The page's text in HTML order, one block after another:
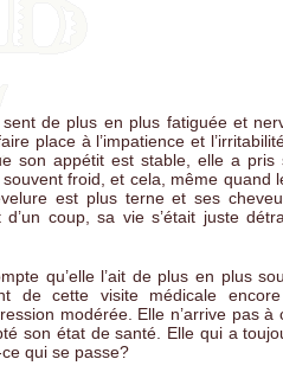
et l'obésité
émotionnel
qu'un mal de ventre
du cerveau
de plus en plus fatiguée et
place à l’impatience et
son appétit est stable, elle a pris
froid, et cela, même quand
est plus terne et ses
coup, sa vie s’était juste
qu’elle l’ait de plus en plus
de cette visite médicale encore
modérée. Elle n’arrive pas à
son état de santé. Elle qui a
qui se passe?